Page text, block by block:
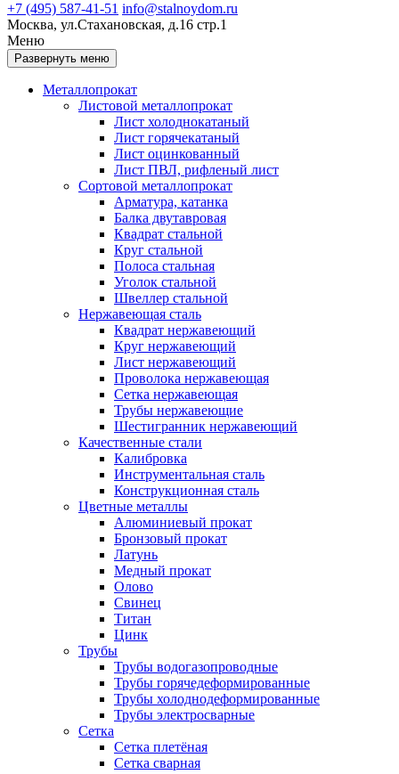
+7 (495) 587-41-51 info@stalnoydom.ru
Москва, ул.Стахановская, д.16 стр.1
Меню
Развернуть меню
Металлопрокат
Листовой металлопрокат
Лист холоднокатаный
Лист горячекатаный
Лист оцинкованный
Лист ПВЛ, рифленый лист
Сортовой металлопрокат
Арматура, катанка
Балка двутавровая
Квадрат стальной
Круг стальной
Полоса стальная
Уголок стальной
Швеллер стальной
Нержавеющая сталь
Квадрат нержавеющий
Круг нержавеющий
Лист нержавеющий
Проволока нержавеющая
Сетка нержавеющая
Трубы нержавеющие
Шестигранник нержавеющий
Качественные стали
Калибровка
Инструментальная сталь
Конструкционная сталь
Цветные металлы
Алюминиевый прокат
Бронзовый прокат
Латунь
Медный прокат
Олово
Свинец
Титан
Цинк
Трубы
Трубы водогазопроводные
Трубы горячедеформированные
Трубы холоднодеформированные
Трубы электросварные
Сетка
Сетка плетёная
Сетка сварная